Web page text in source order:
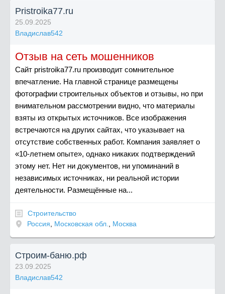
Pristroika77.ru
25.09.2025
Владислав542
Отзыв на сеть мошенников
Сайт pristroika77.ru производит сомнительное
впечатление. На главной странице размещены
фотографии строительных объектов и отзывы, но при
внимательном рассмотрении видно, что материалы
взяты из открытых источников. Все изображения
встречаются на других сайтах, что указывает на
отсутствие собственных работ. Компания заявляет о
«10-летнем опыте», однако никаких подтверждений
этому нет. Нет ни документов, ни упоминаний в
независимых источниках, ни реальной истории
деятельности. Размещённые на...
Строительство
Россия
Московская обл. Москва
Строим-баню.рф
23.09.2025
Владислав542